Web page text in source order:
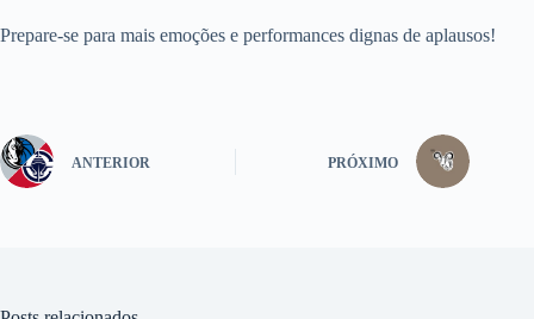
Prepare-se para mais emoções e performances dignas de aplausos!
ANTERIOR PRÓXIMO